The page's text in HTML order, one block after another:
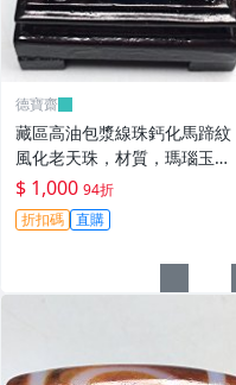
德寶齋
藏區高油包漿線珠鈣化馬蹄紋
風化老天珠，材質，瑪瑙玉
髓，尺寸：49.4×13左 天珠 瑪
瑙 硃砂【德寶齋】408
$ 1,000 94折
折扣碼 直購